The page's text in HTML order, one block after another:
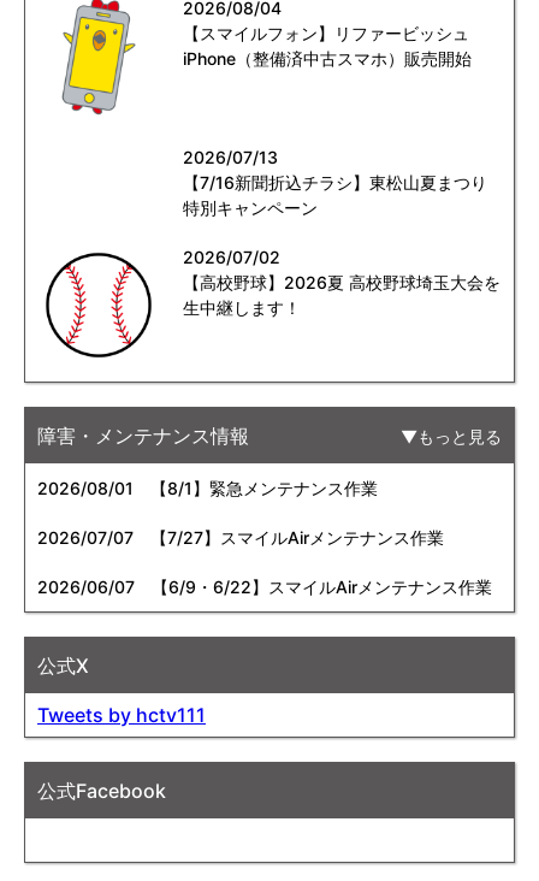
2026/08/04
【スマイルフォン】リファービッシュ
iPhone（整備済中古スマホ）販売開始
2026/07/13
【7/16新聞折込チラシ】東松山夏まつり
特別キャンペーン
2026/07/02
【高校野球】2026夏 高校野球埼玉大会を
生中継します！
障害・メンテナンス情報 もっと見る
2026/08/01 【8/1】緊急メンテナンス作業
2026/07/07 【7/27】スマイルAirメンテナンス作業
2026/06/07 【6/9・6/22】スマイルAirメンテナンス作業
公式X
Tweets by hctv111
公式Facebook